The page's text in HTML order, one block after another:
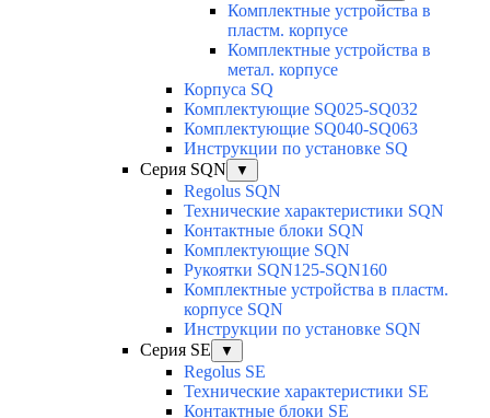
Комплектные устройства в
пластм. корпусе
Комплектные устройства в
метал. корпусе
Корпуса SQ
Комплектующие SQ025-SQ032
Комплектующие SQ040-SQ063
Инструкции по установке SQ
Серия SQN
▼
Regolus SQN
Технические характеристики SQN
Контактные блоки SQN
Комплектующие SQN
Рукоятки SQN125-SQN160
Комплектные устройства в пластм.
корпусе SQN
Инструкции по установке SQN
Серия SE
▼
Regolus SE
Технические характеристики SE
Контактные блоки SE